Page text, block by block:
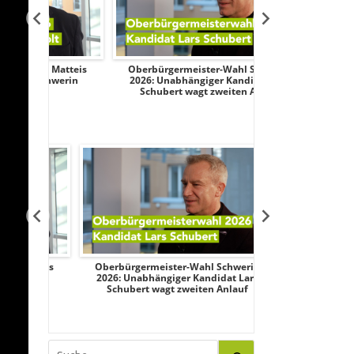
Oberbürgermeister-Wahl Schwerin
2026: Unabhängiger Kandidat Lars
Schubert wagt zweiten Anlauf
Oberbürgermeister-Wahl Schwerin
2026: Unabhängiger Kandidat Lars
Schubert wagt zweiten Anlauf